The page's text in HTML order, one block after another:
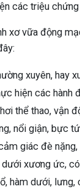
các triệu chứng
xơ vữa động
xuyên, hay
hiện các hành
thể thao, vận
nổi giận, bực
giác đè
xương ức,
hàm dưới, lưng,